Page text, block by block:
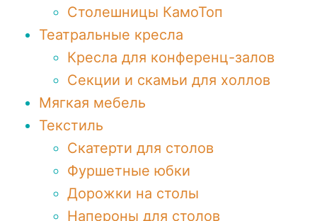
Столешницы КамоТоп
Театральные кресла
Кресла для конференц-залов
Секции и скамьи для холлов
Мягкая мебель
Текстиль
Скатерти для столов
Фуршетные юбки
Дорожки на столы
Напероны для столов